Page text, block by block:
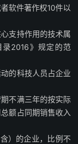
软件著作权10件以
支持作用的技术属
2016》规定的范
的科技人员占企业
不满三年的按实际
额占同期销售收入
）的企业，比例不